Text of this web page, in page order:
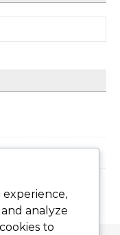
experience,
analyze
to